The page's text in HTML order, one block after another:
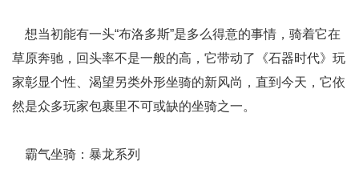
想当初能有一头“布洛多斯”是多么得意的事情，骑着它在
草原奔驰，回头率不是一般的高，它带动了《石器时代》玩
家彰显个性、渴望另类外形坐骑的新风尚，直到今天，它依
然是众多玩家包裹里不可或缺的坐骑之一。
霸气坐骑：暴龙系列